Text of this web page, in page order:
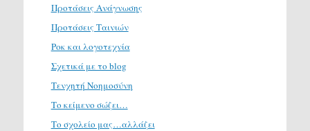
Προτάσεις Ανάγνωσης
Προτάσεις Ταινιών
Ροκ και λογοτεχνία
Σχετικά με το blog
Τενχητή Νοημοσύνη
Το κείμενο σώζει…
Το σχολείο μας…αλλάζει